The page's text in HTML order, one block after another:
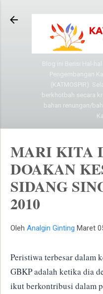
Langsung
Blog ini Berisi Hal-
Pengembangan
(KATMOSPIR).
berkhotbah secara
bahan renungan/
MARI KITA
DOAKAN
SIDANG
2010
Oleh Analgin Ginting Maret
Peristiwa terbesar dalam
GBKP adalah ketika dia
ikut berkontribusi dalam